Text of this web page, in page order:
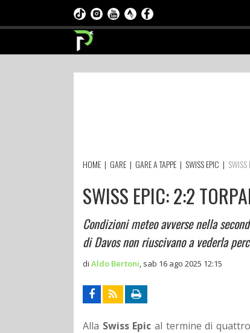
HOME | GARE | GARE A TAPPE | SWISS EPIC |
SWISS EPIC: 2:2
Condizioni meteo avverse nella
di Davos non riuscivano a vederla
di Aldo Bertoni sab 16 ago 2025 12:15
Alla Swiss Epic al termine di